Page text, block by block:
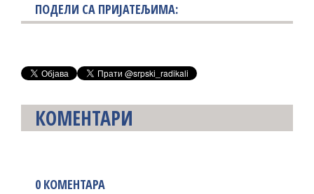
ПОДЕЛИ СА ПРИЈАТЕЉИМА:
КОМЕНТАРИ
0 КОМЕНТАРА